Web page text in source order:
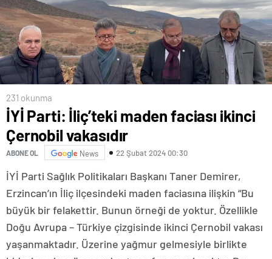
231 okunma
İYİ Parti: İliç’teki maden faciası ikinci
Çernobil vakasıdır
ABONE OL News 22 Şubat 2024 00:30
İYİ Parti Sağlık Politikaları Başkanı Taner Demirer,
Erzincan’ın İliç ilçesindeki maden faciasına ilişkin “Bu
büyük bir felakettir. Bunun örneği de yoktur. Özellikle
Doğu Avrupa – Türkiye çizgisinde ikinci Çernobil vakası
yaşanmaktadır. Üzerine yağmur gelmesiyle birlikte